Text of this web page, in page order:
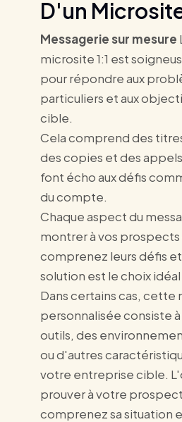
D'un Microsite
Messagerie sur mesure
microsite 1:1 est
pour répondre aux
particuliers et aux
cible.
Cela comprend des
des copies et des
font écho aux défis
du compte.
Chaque aspect du
montrer à vos prospects
comprenez leurs défis
solution est le choix
Dans certains cas, cette
personnalisée consiste
outils, des
ou d'autres
votre entreprise cible.
prouver à votre
comprenez sa situation